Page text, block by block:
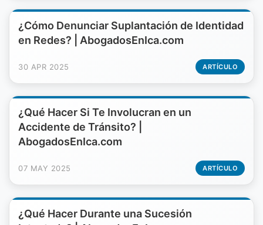
¿Cómo Denunciar Suplantación de Identidad
en Redes? | AbogadosEnIca.com
30 APR 2025 ARTÍCULO
¿Qué Hacer Si Te Involucran en un
Accidente de Tránsito? |
AbogadosEnIca.com
07 MAY 2025 ARTÍCULO
¿Qué Hacer Durante una Sucesión